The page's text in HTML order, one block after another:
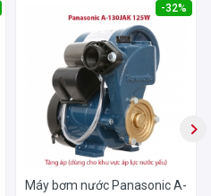
12 Tháng
-32%
Máy bơm nước Panasonic A-